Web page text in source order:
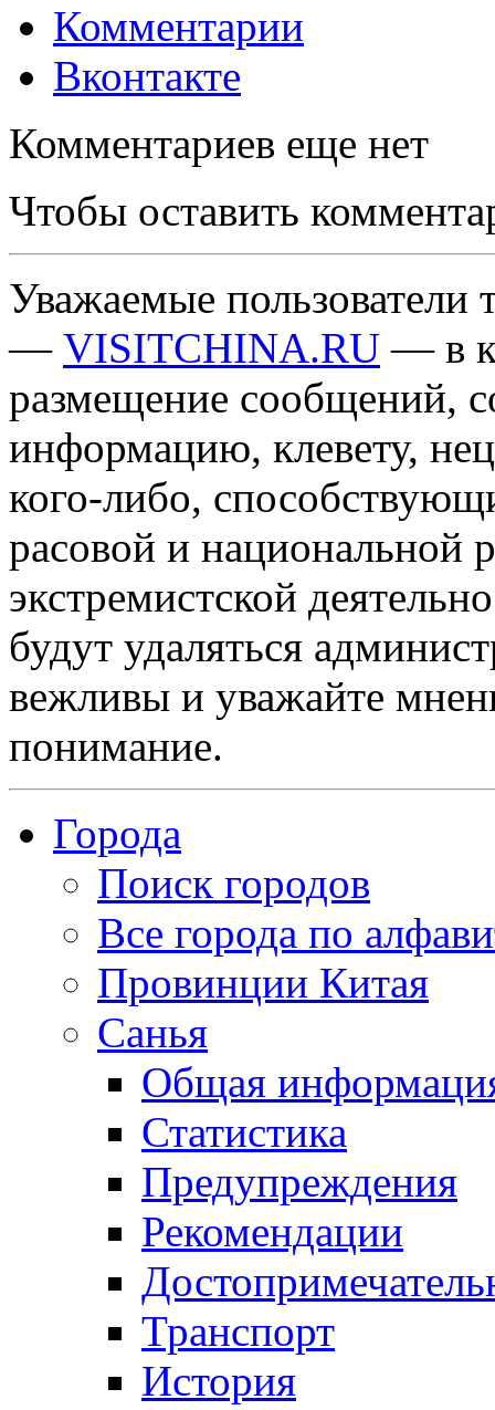
Комментарии
Вконтакте
Комментариев еще нет
Чтобы оставить
Уважаемые пользователи
— VISITCHINA.RU — в
размещение сообщений,
информацию, клевету,
кого-либо,
расовой и национальной
экстремистской
будут удаляться
вежливы и уважайте
понимание.
Города
Поиск городов
Все города по
Провинции Китая
Санья
Общая
Статистика
Предупреждения
Рекомендации
Транспорт
История